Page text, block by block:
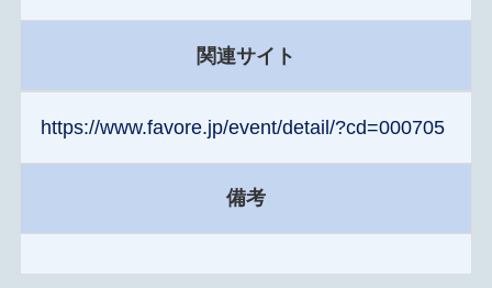
関連サイト
https://www.favore.jp/event/detail/?cd=000705
備考